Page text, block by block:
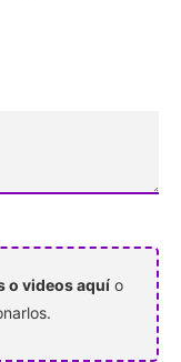
o videos aquí o